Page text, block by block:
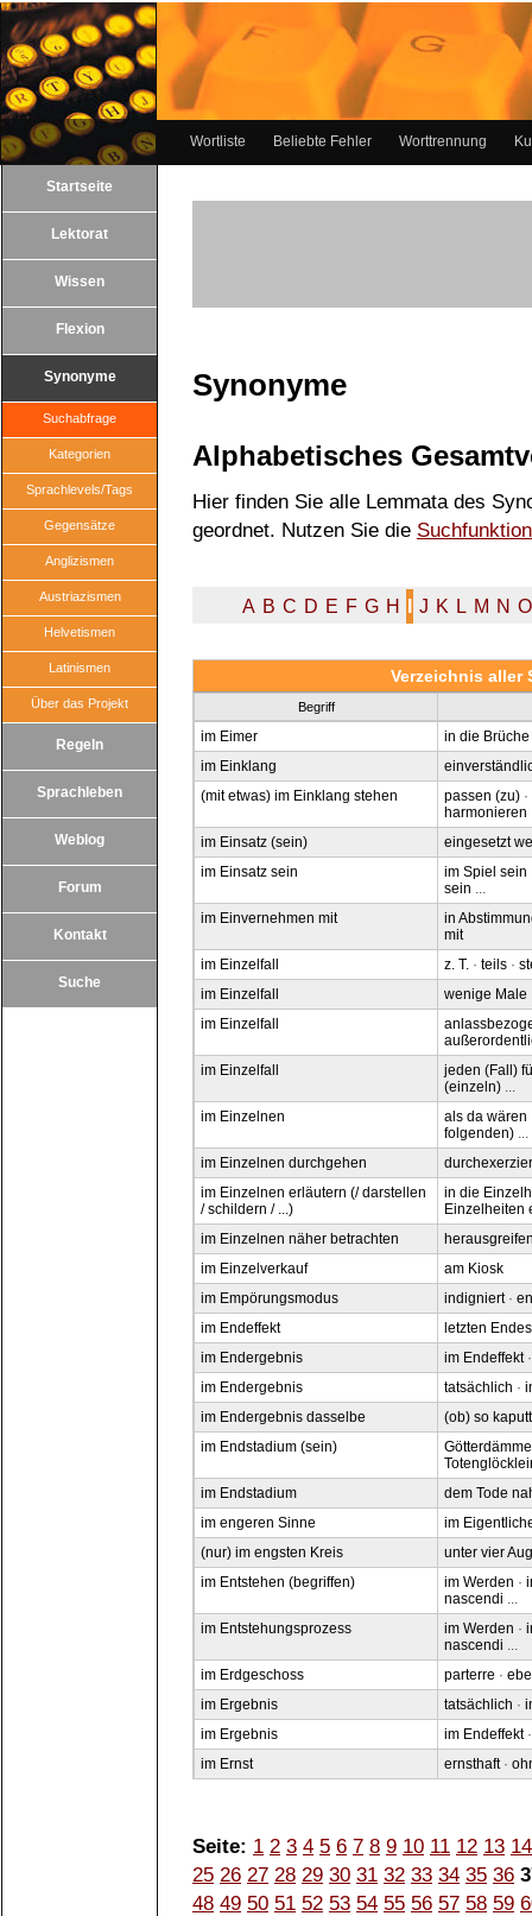
Wortliste Beliebte Fehler Worttrennung
Startseite
Lektorat
Wissen
Flexion
Synonyme
Suchabfrage
Kategorien
Sprachlevels/Tags
Gegensätze
Anglizismen
Austriazismen
Helvetismen
Latinismen
Über das Projekt
Regeln
Sprachleben
Weblog
Forum
Kontakt
Suche
Synonyme
Alphabetisches
Hier finden Sie alle Lemmata des
geordnet. Nutzen Sie die Suchfunktion
A B C D E F G H J K L M N O
Verzeichnis aller
Begriff
im Eimer
in die
im Einklang
(mit etwas) im Einklang stehen
passen (zu) ·
harmonieren
im Einsatz (sein)
eingesetzt
im Einsatz sein
im Spiel sein
sein ...
im Einvernehmen mit
in
mit
im Einzelfall
z. T. · teils ·
im Einzelfall
wenige Male
im Einzelfall
im Einzelfall
jeden (Fall)
(einzeln) ...
im Einzelnen
als da wären
folgenden) ...
im Einzelnen durchgehen
im Einzelnen erläutern (/ darstellen
/ schildern / ...)
in die
Einzelheiten
im Einzelnen näher betrachten
im Einzelverkauf
am Kiosk
im Empörungsmodus
indigniert·
im Endeffekt
letzten Endes
im Endergebnis
im Endeffekt
im Endergebnis
tatsächlich ·
im Endergebnis dasselbe
(ob) so
im Endstadium (sein)
im Endstadium
dem Tode
im engeren Sinne
im
(nur) im engsten Kreis
unter vier
im Entstehen (begriffen)
im Werden ·
nascendi ...
im Entstehungsprozess
im Werden ·
nascendi ...
im Erdgeschoss
parterre ·
im Ergebnis
tatsächlich ·
im Ergebnis
im Endeffekt
im Ernst
ernsthaft·
Seite: 1 2 3 4 5 6 7 8 9 10 11 12 13 14
25 26 27 28 29 30 31 32 33 34 35 36
48 49 50 51 52 53 54 55 56 57 58 59